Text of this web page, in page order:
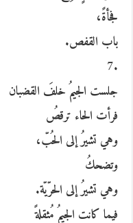
فجأةً،
باب القفص.
.7
جلست الجيمُ خلفَ القضبان
فرأت الحاء ترقصُ
وهي تشيرُ إلى الحُبّ،
وتضحكُ
وهي تشيرُ إلى الحرّيّة.
فيما كانت الجيمُ مُثقلةً